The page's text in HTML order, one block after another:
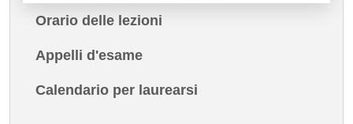
Orario delle lezioni
Appelli d'esame
Calendario per laurearsi